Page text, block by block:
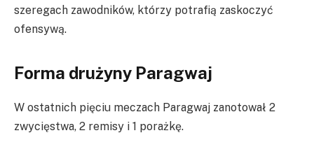
szeregach zawodników, którzy potrafią zaskoczyć
ofensywą.
Forma drużyny Paragwaj
W ostatnich pięciu meczach Paragwaj zanotował 2
zwycięstwa, 2 remisy i 1 porażkę.